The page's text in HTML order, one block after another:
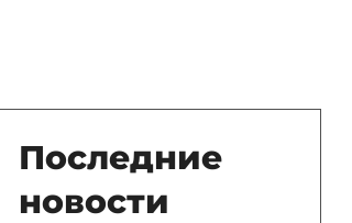
Последние
новости